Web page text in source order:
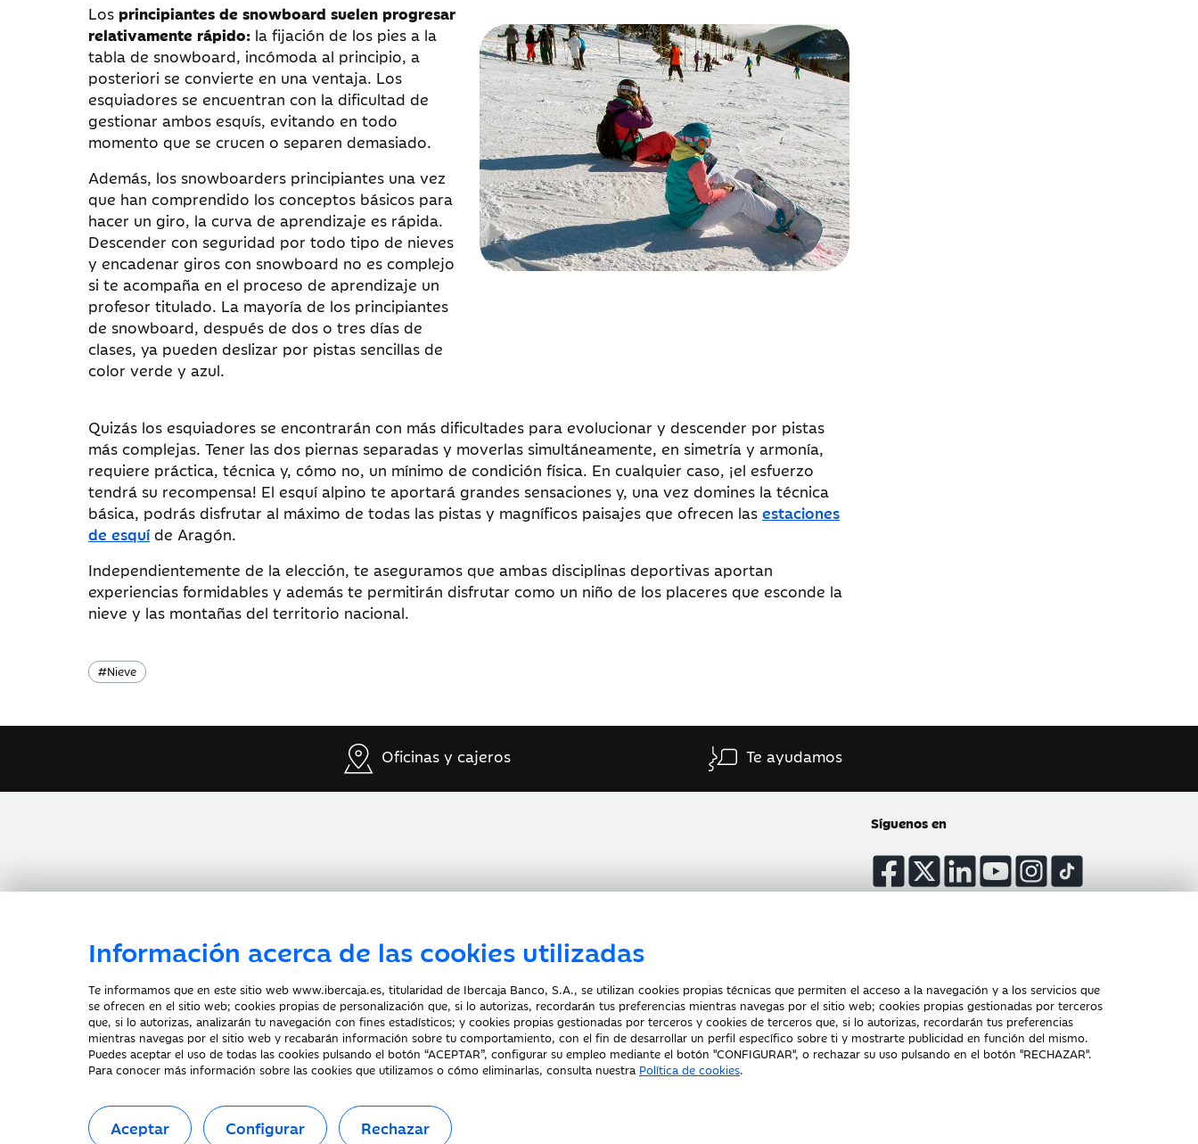
Los principiantes de snowboard suelen progresar
relativamente rápido: la fijación de los pies a la
tabla de snowboard, incómoda al principio, a
posteriori se convierte en una ventaja. Los
esquiadores se encuentran con la dificultad de
gestionar ambos esquís, evitando en todo
momento que se crucen o separen demasiado.
Además, los snowboarders principiantes una vez
que han comprendido los conceptos básicos para
hacer un giro, la curva de aprendizaje es rápida.
Descender con seguridad por todo tipo de nieves
y encadenar giros con snowboard no es complejo
si te acompaña en el proceso de aprendizaje un
profesor titulado. La mayoría de los principiantes
de snowboard, después de dos o tres días de
clases, ya pueden deslizar por pistas sencillas de
color verde y azul.
Quizás los esquiadores se encontrarán con más dificultades para evolucionar y descender por pistas
más complejas. Tener las dos piernas separadas y moverlas simultáneamente, en simetría y armonía,
requiere práctica, técnica y, cómo no, un mínimo de condición física. En cualquier caso, ¡el esfuerzo
tendrá su recompensa! El esquí alpino te aportará grandes sensaciones y, una vez domines la técnica
básica, podrás disfrutar al máximo de todas las pistas y magníficos paisajes que ofrecen las estaciones
de esquí de Aragón.
Independientemente de la elección, te aseguramos que ambas disciplinas deportivas aportan
experiencias formidables y además te permitirán disfrutar como un niño de los placeres que esconde la
nieve y las montañas del territorio nacional.
Nieve
#
Información acerca de las cookies utilizadas
Te informamos que en este sitio web www.ibercaja.es, titularidad de Ibercaja Banco, S.A., se utilizan cookies propias técnicas que permiten el acceso a la navegación y a los servicios que
se ofrecen en el sitio web; cookies propias de personalización que, si lo autorizas, recordarán tus preferencias mientras navegas por el sitio web; cookies propias gestionadas por terceros
que, si lo autorizas, analizarán tu navegación con fines estadísticos; y cookies propias gestionadas por terceros y cookies de terceros que, si lo autorizas, recordarán tus preferencias
mientras navegas por el sitio web y recabarán información sobre tu comportamiento, con el fin de desarrollar un perfil específico sobre ti y mostrarte publicidad en función del mismo.
Puedes aceptar el uso de todas las cookies pulsando el botón “ACEPTAR”, configurar su empleo mediante el botón "CONFIGURAR", o rechazar su uso pulsando en el botón "RECHAZAR".
Para conocer más información sobre las cookies que utilizamos o cómo eliminarlas, consulta nuestra Política de cookies.
Aceptar Configurar Rechazar
Oficinas y cajeros Te ayudamos
Síguenos en
Documentación a clientes Aviso Legal Protección datos personales Tarifas y Cotizaciones Tablón de Anuncios
Política de cookies
Declaración de accesibilidad
©Ibercaja Banco, S.A. - IBERCAJA - NIF. A-99319030 R.M. de Zaragoza (T.3865. F.1. H.Z.-52186, Inscripc.1º).
Entidad de Crédito inscrita en el Registro Especial del Banco de España con el código 2085.